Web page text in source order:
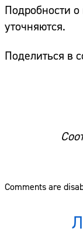
Подробности
уточняются.
Поделиться в
Comments are